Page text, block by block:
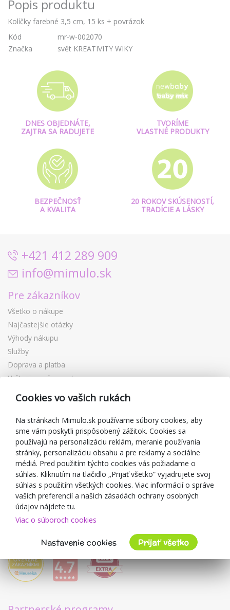
Popis produktu
Kolíčky farebné 3,5 cm, 15 ks + povrázok
Kód
mr-w-002070
Značka
svět KREATIVITY WIKY
DNES OBJEDNÁTE,
ZAJTRA SA RADUJETE
TVORÍME
VLASTNÉ PRODUKTY
BEZPEČNOSŤ
A KVALITA
20 ROKOV SKÚSENOSTÍ,
TRADÍCIE A LÁSKY
+421 412 289 909
info@mimulo.sk
Pre zákazníkov
Všetko o nákupe
Najčastejšie otázky
Výhody nákupu
Služby
Doprava a platba
Vrátenie a výmena tovaru
Darčekové poukážky
Zľavové kupóny
Blog
O predajcovi
Mimulo.sk
Obchodné podmienky
Ochrana osobných údajov GDPR
Kontakty
Spolupracujeme
Cookies vo vašich rukách
Na stránkach Mimulo.sk používame súbory cookies, aby
sme vám poskytli prispôsobený zážitok. Cookies sa
používajú na personalizáciu reklám, meranie používania
stránky, personalizáciu obsahu a pre reklamy a sociálne
médiá. Pred použitím týchto cookies vás požiadame o
súhlas. Kliknutím na tlačidlo „Prijať všetko“ vyjadrujete svoj
súhlas s použitím všetkých cookies. Viac informácií o správe
vašich preferencií a našich zásadách ochrany osobných
údajov nájdete tu.
Viac o súboroch cookies
Nastavenie cookies Prijať všetko